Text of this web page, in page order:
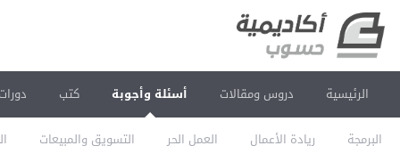
الرئيسية دروس ومقالات أسئلة وأجوبة
البرمجة ريادة الأعمال العمل الحر التسويق والمبيعات
كتب